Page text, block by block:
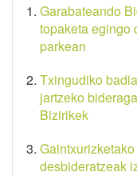
Garabateando
topaketa egingo
parkean
Txingudiko
jartzeko
Bizirikek
desbideratzeak